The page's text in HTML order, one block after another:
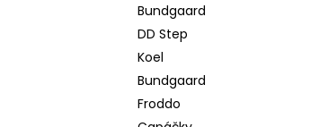
Bundgaard
DD Step
Koel
Bundgaard
Froddo